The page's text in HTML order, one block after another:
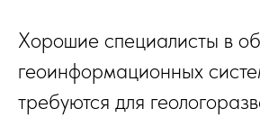
Хорошие специалисты в
геоинформационных
требуются для